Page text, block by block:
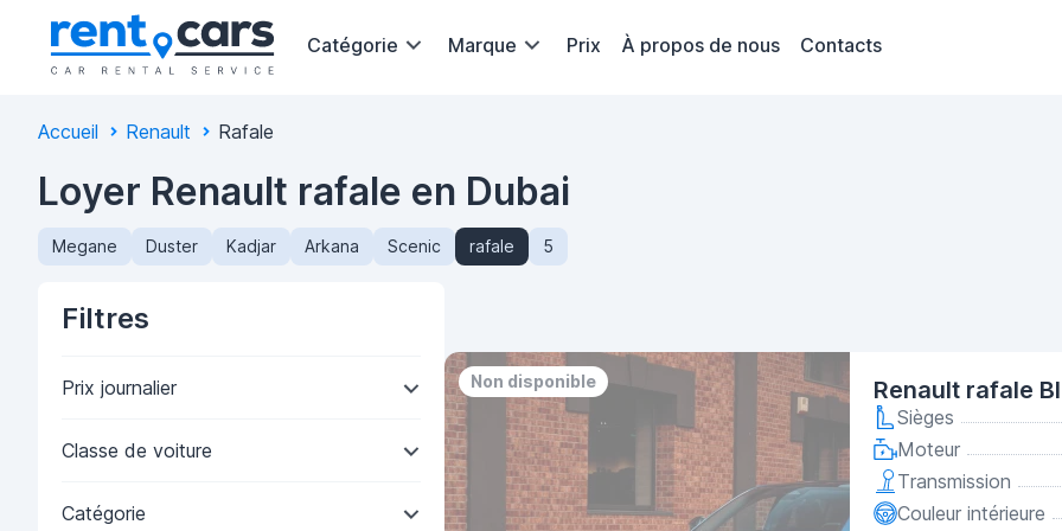
Catégorie Marque Prix À propos de nous Contacts
Accueil Renault Rafale
Loyer Renault rafale en Dubai
Megane Duster Kadjar Arkana Scenic rafale 5
Filtres
Prix journalier
Classe de voiture
Catégorie
Non disponible Renault rafale
Sièges
Moteur
Transmission
Couleur intérieure